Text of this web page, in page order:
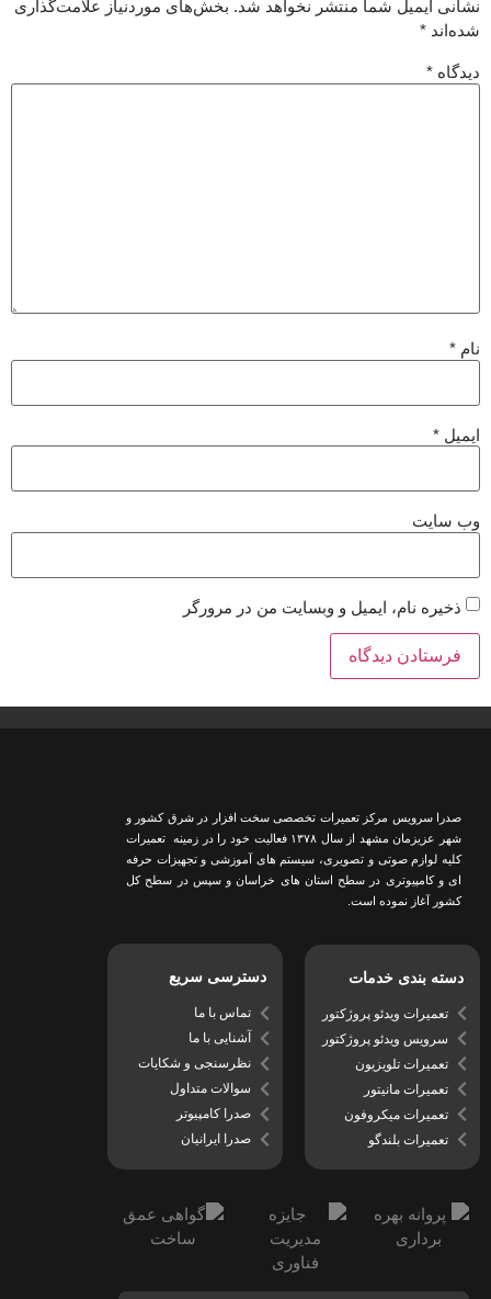
نشانی ایمیل شما منتشر نخواهد شد. بخش‌های موردنیاز علامت‌گذاری
شده‌اند *
دیدگاه *
نام *
ایمیل *
وب‌ سایت
ذخیره نام، ایمیل و وبسایت من در مرورگر
صدرا سرویس مرکز تعمیرات تخصصی سخت افزار در شرق کشور و
شهر عزیزمان مشهد از سال ١٣٧٨ فعالیت خود را در زمینه تعمیرات
کلیه لوازم صوتی و تصویری، سیستم های آموزشی و تجهیزات حرفه
ای و کامپیوتری در سطح استان های خراسان و سپس در سطح کل
کشور آغاز نموده است.
دسته بندی خدمات
تعمیرات ویدئو پروژکتور
سرویس ویدئو پروژکتور
تعمیرات تلویزیون
تعمیرات مانیتور
تعمیرات میکروفون
تعمیرات بلندگو
دسترسی سریع
تماس با ما
آشنایی با ما
نظرسنجی و شکایات
سوالات متداول
صدرا کامپیوتر
صدرا ایرانیان